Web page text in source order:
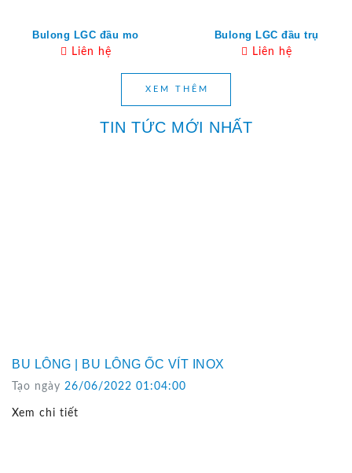
Bulong LGC đầu mo
Liên hệ
Bulong LGC đầu trụ
Liên hệ
XEM THÊM
TIN TỨC MỚI NHẤT
BU LÔNG | BU LÔNG ỐC VÍT INOX
Tạo ngày 26/06/2022 01:04:00
Xem chi tiết